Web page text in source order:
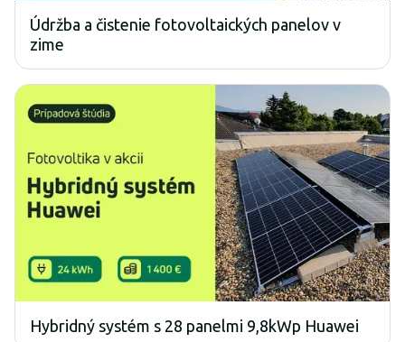
Údržba a čistenie fotovoltaických panelov v
zime
Hybridný systém s 28 panelmi 9,8kWp Huawei